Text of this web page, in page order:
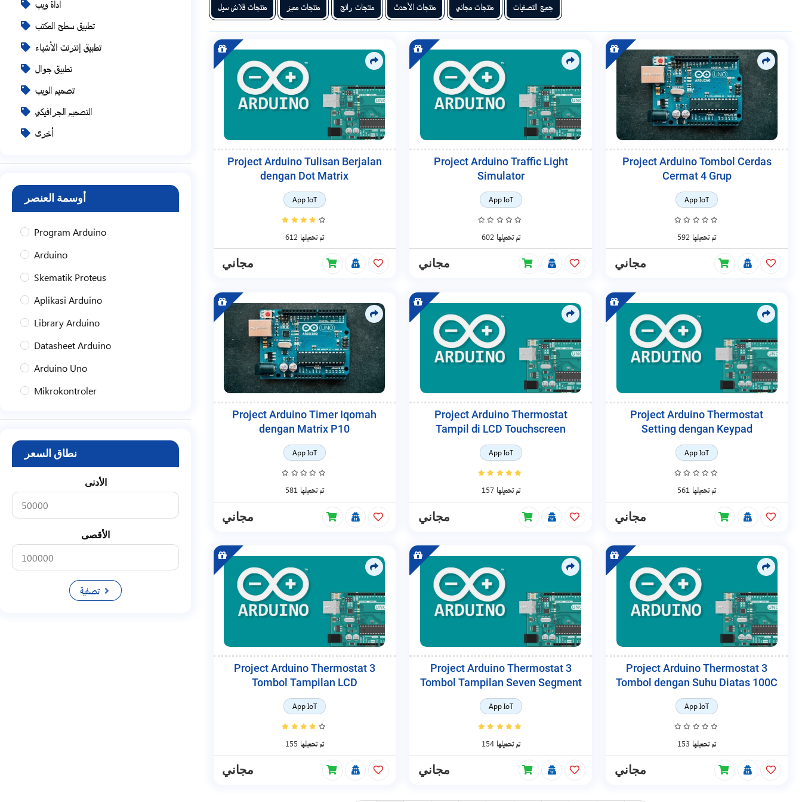
أداة ويب
تطبيق سطح المكتب
تطبيق إنترنت الأشياء
تطبيق جوال
تصميم الويب
التصميم الجرافيكي
أخرى
أوسمة العنصر
Program Arduino
Arduino
Skematik Proteus
Aplikasi Arduino
Library Arduino
Datasheet Arduino
Arduino Uno
Mikrokontroler
نطاق السعر
الأدنى
الأقصى
تصفية
منتجات فلاش سيل منتجات مميز منتجات رائج منتجات الأحدث منتجات مجاني جميع التصفيات
Project Arduino Tulisan Berjalan
dengan Dot Matrix
App IoT
612 تم تحميلها
مجاني
Project Arduino Traffic Light
Simulator
App IoT
602 تم تحميلها
مجاني
Project Arduino Tombol Cerdas
Cermat 4 Grup
App IoT
592 تم تحميلها
مجاني
Project Arduino Timer Iqomah
dengan Matrix P10
App IoT
581 تم تحميلها
مجاني
Project Arduino Thermostat
Tampil di LCD Touchscreen
App IoT
157 تم تحميلها
مجاني
Project Arduino Thermostat
Setting dengan Keypad
App IoT
561 تم تحميلها
مجاني
Project Arduino Thermostat 3
Tombol Tampilan LCD
App IoT
155 تم تحميلها
مجاني
Project Arduino Thermostat 3
Tombol Tampilan Seven Segment
App IoT
154 تم تحميلها
مجاني
Project Arduino Thermostat 3
Tombol dengan Suhu Diatas 100C
App IoT
153 تم تحميلها
مجاني